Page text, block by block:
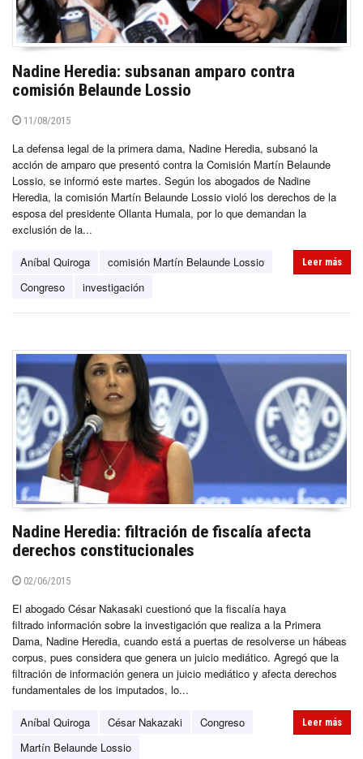
Nadine Heredia: subsanan amparo contra
comisión Belaunde Lossio
11/08/2015
La defensa legal de la primera dama, Nadine Heredia, subsanó la
acción de amparo que presentó contra la Comisión Martín Belaunde
Lossio, se informó este martes. Según los abogados de Nadine
Heredia, la comisión Martín Belaunde Lossio violó los derechos de la
esposa del presidente Ollanta Humala, por lo que demandan la
exclusión de la...
Aníbal Quiroga
comisión Martín Belaunde Lossio
Congreso
investigación
Leer más
Nadine Heredia: filtración de fiscalía afecta
derechos constitucionales
02/06/2015
El abogado César Nakasaki cuestionó que la fiscalía haya
filtrado información sobre la investigación que realiza a la Primera
Dama, Nadine Heredia, cuando está a puertas de resolverse un hábeas
corpus, pues considera que genera un juicio mediático. Agregó que la
filtración de información genera un juicio mediático y afecta derechos
fundamentales de los imputados, lo...
Aníbal Quiroga César Nakazaki
Congreso
Martín Belaunde Lossio
Leer más